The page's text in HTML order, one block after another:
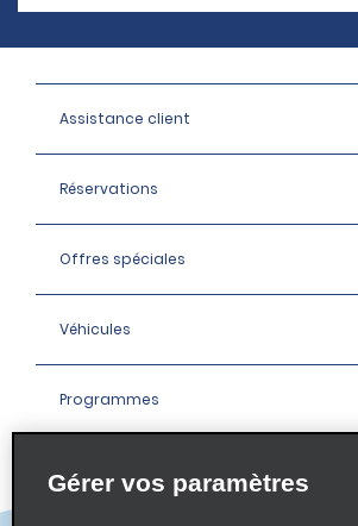
Assistance client
Réservations
Offres spéciales
Véhicules
Programmes
Entreprise
Gérer vos paramètres